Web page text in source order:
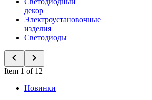
Светодиодный
декор
Электроустановочные
изделия
Светодиоды
Item 1 of 12
Новинки